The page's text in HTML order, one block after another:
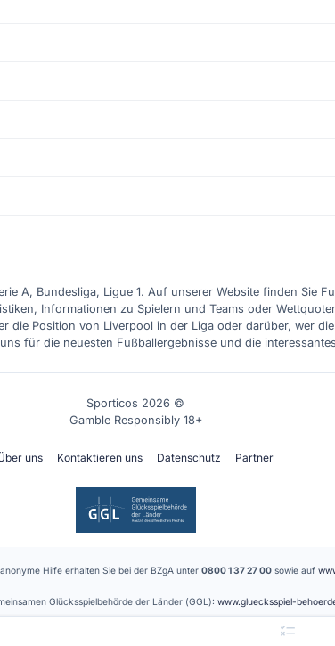
A, Bundesliga, Ligue 1. Auf unserer Website finden Sie
Informationen zu Spielern und Teams oder
die Position von Liverpool in der Liga oder darüber, wer
für die neuesten Fußballergebnisse und die
Sporticos 2026 ©
Gamble Responsibly 18+
uns Kontaktieren uns Datenschutz Partner
Hilfe erhalten Sie bei der BZgA unter 0800 1 37 27 00 sowie auf
Glücksspielbehörde der Länder (GGL): www.gluecksspiel-
Vermittlung der gelisteten Glücksspielanbieter erhalten wir eine Provision.